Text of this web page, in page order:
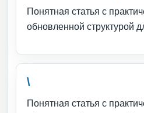
Понятная статья с
обновленной структурой
\
Понятная статья с